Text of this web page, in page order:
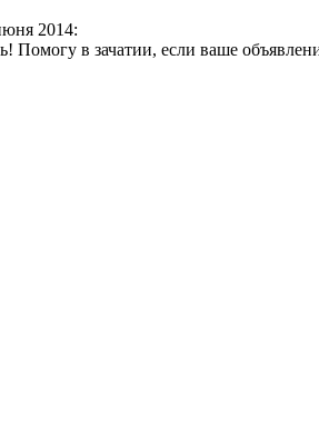
2014:
Помогу в зачатии, если ваше